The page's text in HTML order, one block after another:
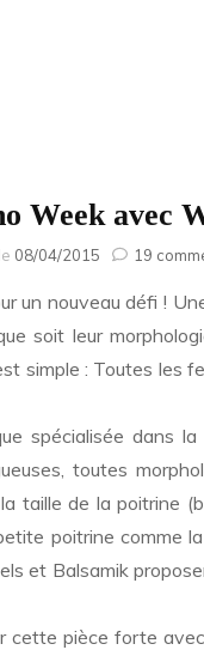
Week avec
le 08/04/2015 19
un nouveau défi !
soit leur
simple : Toutes les
spécialisée dans
toutes
taille de la poitrine
poitrine comme
et Balsamik
cette pièce forte